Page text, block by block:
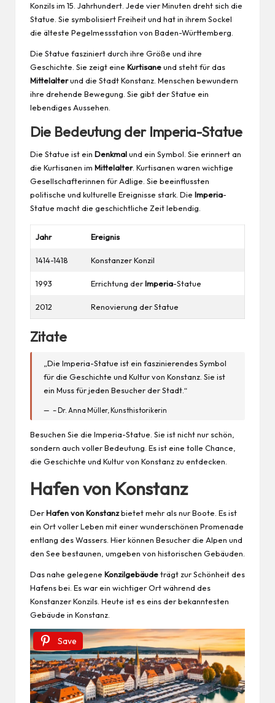
Konzils im 15. Jahrhundert. Jede vier Minuten dreht sich die
Statue. Sie symbolisiert Freiheit und hat in ihrem Sockel
die älteste Pegelmessstation von Baden-Württemberg.
Die Statue fasziniert durch ihre Größe und ihre
Geschichte. Sie zeigt eine Kurtisaneund steht für das
Mittelalterund die Stadt Konstanz. Menschen bewundern
ihre drehende Bewegung. Sie gibt der Statue ein
lebendiges Aussehen.
Die Bedeutung der Imperia-Statue
Die Statue ist ein Denkmalund ein Symbol. Sie erinnert an
die Kurtisanen im Mittelalter. Kurtisanen waren wichtige
Gesellschafterinnen für Adlige. Sie beeinflussten
politische und kulturelle Ereignisse stark. Die Imperia-
Statue macht die geschichtliche Zeit lebendig.
Jahr Ereignis
1414-1418 Konstanzer Konzil
1993 Errichtung derImperia-Statue
2012 Renovierung der Statue
Zitate
„Die Imperia-Statue ist ein faszinierendes Symbol
für die Geschichte und Kultur von Konstanz. Sie ist
ein Muss für jeden Besucher der Stadt.“
– Dr. Anna Müller, Kunsthistorikerin
Besuchen Sie die Imperia-Statue. Sie ist nicht nur schön,
sondern auch voller Bedeutung. Es ist eine tolle Chance,
die Geschichte und Kultur von Konstanz zu entdecken.
Hafen von Konstanz
DerHafen von Konstanzbietet mehr als nur Boote. Es ist
ein Ort voller Leben mit einer wunderschönen Promenade
entlang des Wassers. Hier können Besucher die Alpen und
den See bestaunen, umgeben von historischen Gebäuden.
Das nahe gelegene Konzilgebäudeträgt zur Schönheit des
Hafens bei. Es war ein wichtiger Ort während des
Konstanzer Konzils. Heute ist es eins der bekanntesten
Gebäude in Konstanz.
Save